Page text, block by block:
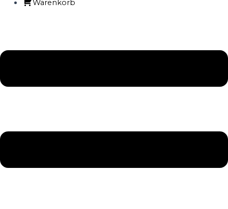
Warenkorb